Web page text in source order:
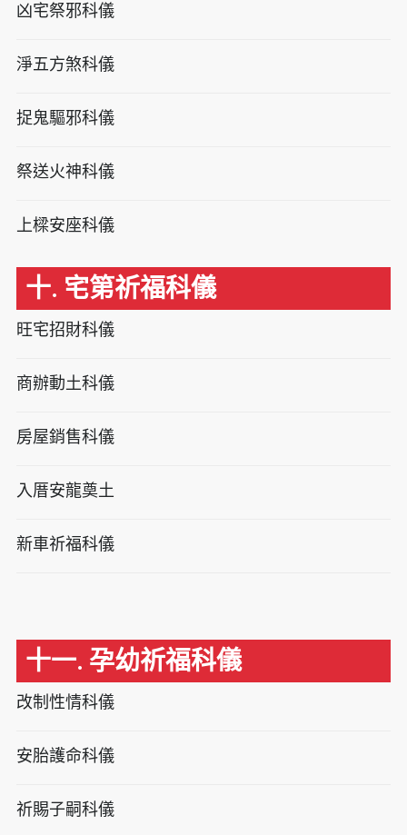
凶宅祭邪科儀
淨五方煞科儀
捉鬼驅邪科儀
祭送火神科儀
上樑安座科儀
十. 宅第祈福科儀
旺宅招財科儀
商辦動土科儀
房屋銷售科儀
入厝安龍奠土
新車祈福科儀
十一. 孕幼祈福科儀
改制性情科儀
安胎護命科儀
祈賜子嗣科儀